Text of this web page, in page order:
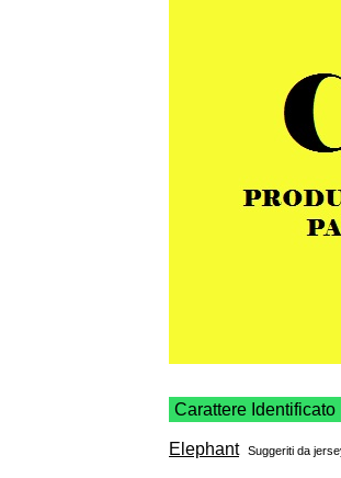
Carattere Identificato
Elephant Suggeriti da